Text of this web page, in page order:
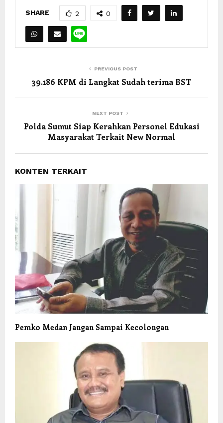
SHARE 2 0
PREVIOUS POST
39.186 KPM di Langkat Sudah terima BST
NEXT POST
Polda Sumut Siap Kerahkan Personel Edukasi
Masyarakat Terkait New Normal
KONTEN TERKAIT
Pemko Medan Jangan Sampai Kecolongan